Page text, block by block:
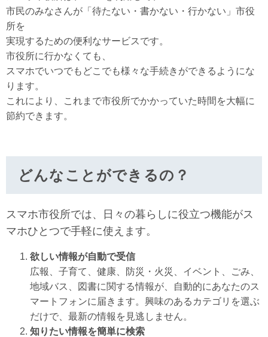
市民のみなさんが「待たない・書かない・行かない」市役
所を
実現するための便利なサービスです。
市役所に行かなくても、
スマホでいつでもどこでも様々な手続きができるようにな
ります。
これにより、これまで市役所でかかっていた時間を大幅に
節約できます。
どんなことができるの？
スマホ市役所では、日々の暮らしに役立つ機能がス
マホひとつで手軽に使えます。
欲しい情報が自動で受信
広報、子育て、健康、防災・火災、イベント、ごみ、
地域バス、図書に関する情報が、自動的にあなたのス
マートフォンに届きます。興味のあるカテゴリを選ぶ
だけで、最新の情報を見逃しません。
知りたい情報を簡単に検索